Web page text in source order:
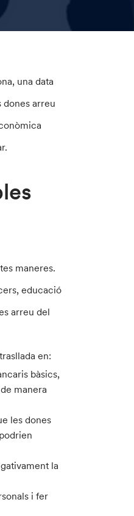
una data
dones arreu
maneres.
educació
arreu del
en:
bàsics,
manera
les dones
la
i fer